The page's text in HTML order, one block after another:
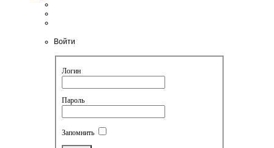
Войти
Логин
Пароль
Запомнить